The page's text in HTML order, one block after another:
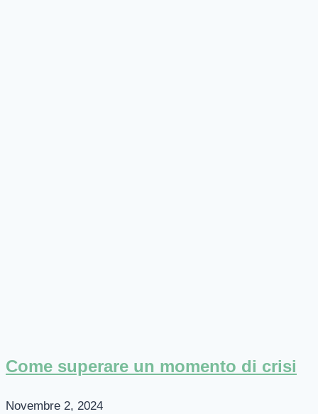
Come superare un momento di crisi
Novembre 2, 2024